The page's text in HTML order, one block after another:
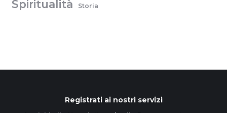
Spiritualità Storia
Registrati ai nostri servizi